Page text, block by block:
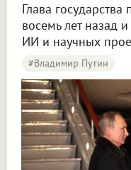
Глава
восемь лет назад
ИИ и научных
#Владимир Путин